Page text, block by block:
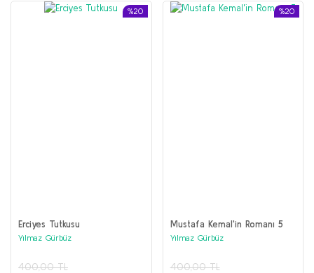
%20
Erciyes Tutkusu
Yılmaz Gürbüz
400,00 TL
%20
Mustafa Kemal'in Romanı 5
Yılmaz Gürbüz
400,00 TL